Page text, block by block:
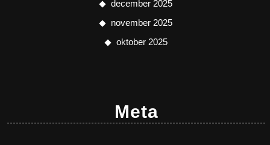
december 2025
november 2025
oktober 2025
Meta